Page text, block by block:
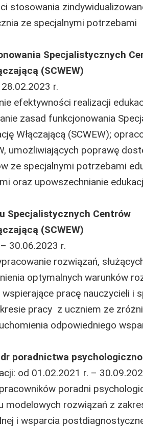
stosowania
ze specjalnymi potrzebami
Specjalistycznych
(SCWEW)
r.
efektywności realizacji
zasad funkcjonowania
Włączającą (SCWEW);
umożliwiających poprawę
ze specjalnymi potrzebami
oraz upowszechnianie
Specjalistycznych Centrów
(SCWEW)
30.06.2023 r.
rozwiązań,
optymalnych warunków
wspierające pracę nauczycieli i
pracy z uczniem ze
odpowiedniego
poradnictwa
od 01.02.2021 r. –
poradni
modelowych rozwiązań z
i wsparcia